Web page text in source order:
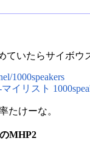
ていたらサイボウ
1000speakers
イリスト
たけーな。
MHP2